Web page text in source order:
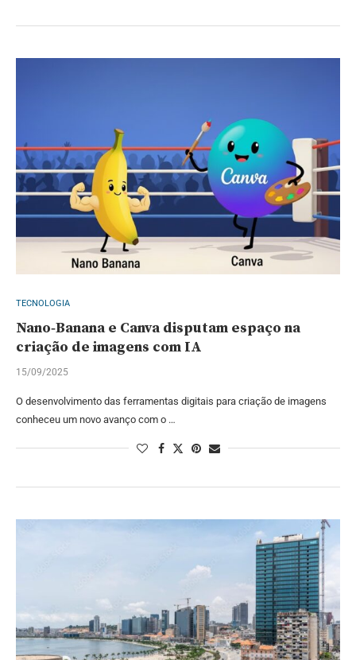
TECNOLOGIA
Nano‑Banana e Canva disputam espaço na
criação de imagens com IA ‎
15/09/2025
O desenvolvimento das ferramentas digitais para criação de imagens
conheceu um novo avanço com o …